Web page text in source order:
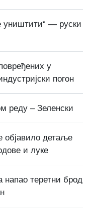
уништити“ — руски
у
погон
реду – Зеленски
објавило детаље
и луке
напао теретни брод